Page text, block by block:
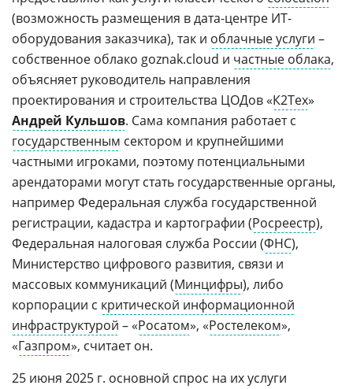
(возможность размещения в дата-центре ИТ-
оборудования заказчика), так и облачные услуги –
собственное облако goznak.cloud и частные облака,
объясняет руководитель направления
проектирования и строительства ЦОДов «К2Тех»
Андрей Кульшов. Сама компания работает с
государственным сектором и крупнейшими
частными игроками, поэтому потенциальными
арендаторами могут стать государственные органы,
например Федеральная служба государственной
регистрации, кадастра и картографии (Росреестр),
Федеральная налоговая служба России (ФНС),
Министерство цифрового развития, связи и
массовых коммуникаций (Минцифры), либо
корпорации с критической информационной
инфраструктурой – «Росатом», «Ростелеком»,
«Газпром», считает он.
25 июня 2025 г. основной спрос на их услуги